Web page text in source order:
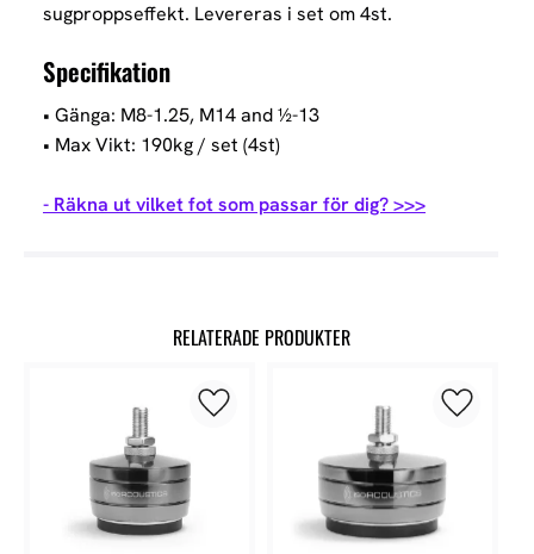
sugproppseffekt. Levereras i set om 4st.
Specifikation
• Gänga: M8-1.25, M14 and ½-13
• Max Vikt: 190kg / set (4st)
- Räkna ut vilket fot som passar för dig? >>>
RELATERADE PRODUKTER
Lägg till i favoriter Lägg till